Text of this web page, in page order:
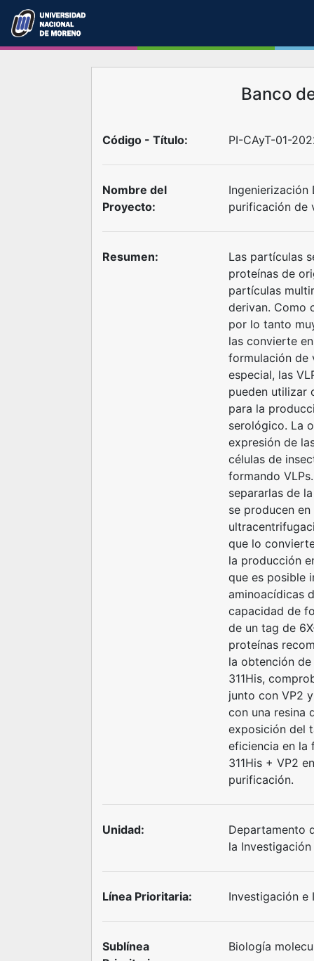
Banco
Código - Título: PI-CAyT-01-
Nombre del
Proyecto:
purificación de
Resumen:
Las partículas
proteínas de
partículas
derivan. Como
por lo tanto
las convierte
formulación de
especial, las
pueden utilizar
para la
serológico. La
expresión de
células de
formando
separarlas de
se producen
que lo
la producción
que es posible
aminoacídicas
capacidad de
de un tag de
proteínas
la obtención
311His,
junto con VP2
con una resina
exposición del
eficiencia en la
311His + VP2
purificación.
Unidad:
Departamento
la
Línea Prioritaria: Investigación e
Sublínea
Biología